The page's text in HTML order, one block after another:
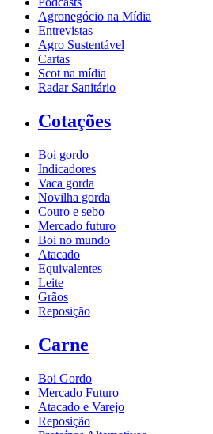
Agronegócio na Mídia
Entrevistas
Agro Sustentável
Cartas
Scot na mídia
Radar Sanitário
Cotações
Boi gordo
Indicadores
Vaca gorda
Novilha gorda
Couro e sebo
Mercado futuro
Boi no mundo
Atacado
Equivalentes
Leite
Grãos
Reposição
Carne
Boi Gordo
Mercado Futuro
Atacado e Varejo
Reposição